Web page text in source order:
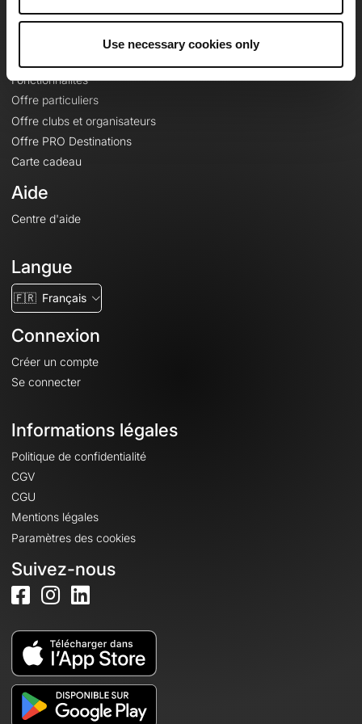
Use necessary cookies only
Fonctionnalités
Offre particuliers
Offre clubs et organisateurs
Offre PRO Destinations
Carte cadeau
Aide
Centre d'aide
Langue
🇫🇷 Français
Connexion
Créer un compte
Se connecter
Informations légales
Politique de confidentialité
CGV
CGU
Mentions légales
Paramètres des cookies
Suivez-nous